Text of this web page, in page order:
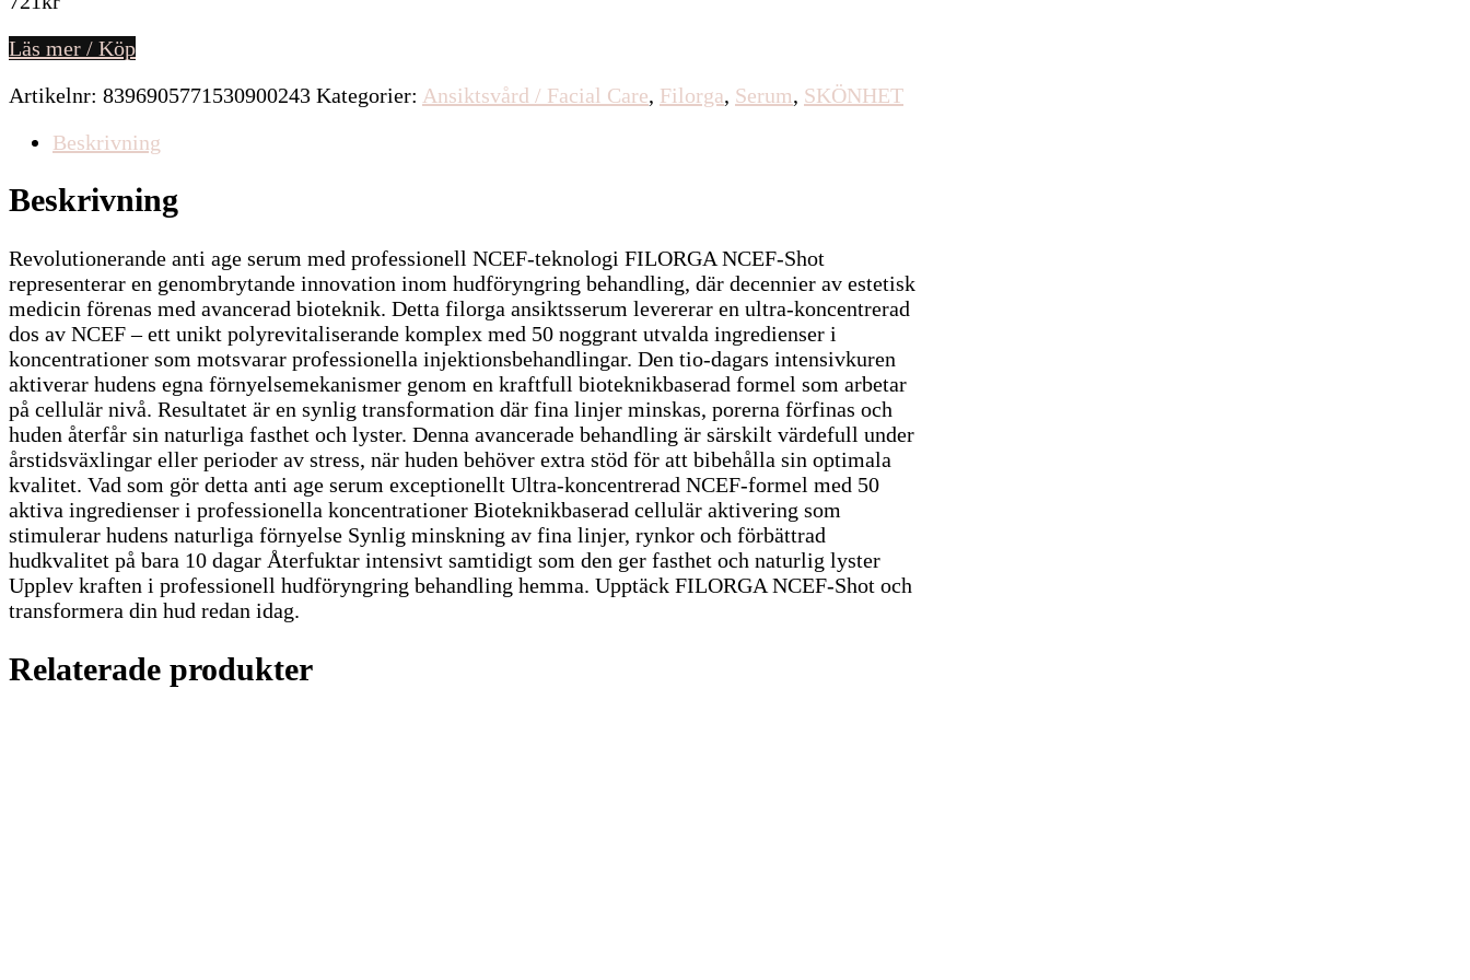
Läs mer / Köp
Artikelnr: 8396905771530900243 Kategorier: Ansiktsvård / Facial Care, Filorga, Serum, SKÖNHET
Beskrivning
Beskrivning
Revolutionerande anti age serum med professionell NCEF-teknologi FILORGA NCEF-Shot
representerar en genombrytande innovation inom hudföryngring behandling, där decennier av estetisk
medicin förenas med avancerad bioteknik. Detta filorga ansiktsserum levererar en ultra-koncentrerad
dos av NCEF – ett unikt polyrevitaliserande komplex med 50 noggrant utvalda ingredienser i
koncentrationer som motsvarar professionella injektionsbehandlingar. Den tio-dagars intensivkuren
aktiverar hudens egna förnyelsemekanismer genom en kraftfull bioteknikbaserad formel som arbetar
på cellulär nivå. Resultatet är en synlig transformation där fina linjer minskas, porerna förfinas och
huden återfår sin naturliga fasthet och lyster. Denna avancerade behandling är särskilt värdefull under
årstidsväxlingar eller perioder av stress, när huden behöver extra stöd för att bibehålla sin optimala
kvalitet. Vad som gör detta anti age serum exceptionellt Ultra-koncentrerad NCEF-formel med 50
aktiva ingredienser i professionella koncentrationer Bioteknikbaserad cellulär aktivering som
stimulerar hudens naturliga förnyelse Synlig minskning av fina linjer, rynkor och förbättrad
hudkvalitet på bara 10 dagar Återfuktar intensivt samtidigt som den ger fasthet och naturlig lyster
Upplev kraften i professionell hudföryngring behandling hemma. Upptäck FILORGA NCEF-Shot och
transformera din hud redan idag.
Relaterade produkter